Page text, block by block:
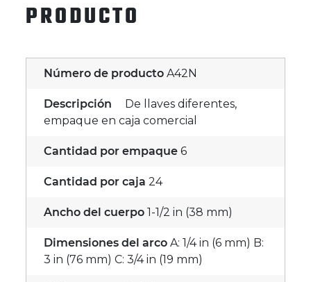
PRODUCTO
Número de producto A42N
Descripción
De llaves diferentes,
empaque en caja comercial
Cantidad por empaque 6
Cantidad por caja 24
Ancho del cuerpo 1-1/2 in (38 mm)
Dimensiones del arco A: 1/4 in (6 mm) B:
3 in (76 mm) C: 3/4 in (19 mm)